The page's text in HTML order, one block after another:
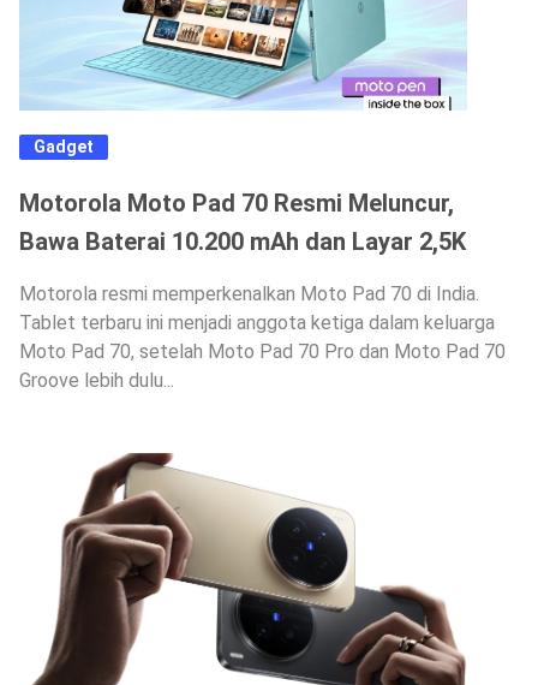
Gadget
Motorola Moto Pad 70 Resmi Meluncur,
Bawa Baterai 10.200 mAh dan Layar 2,5K
Motorola resmi memperkenalkan Moto Pad 70 di India.
Tablet terbaru ini menjadi anggota ketiga dalam keluarga
Moto Pad 70, setelah Moto Pad 70 Pro dan Moto Pad 70
Groove lebih dulu...